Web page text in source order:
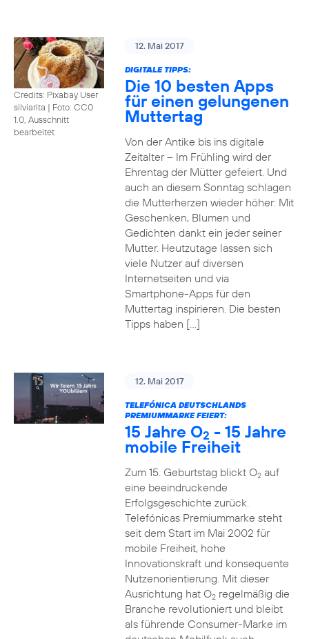
Credits: Pixabay User
silviarita | Foto: CC0
1.0, Ausschnitt
bearbeitet
12. Mai 2017
DIGITALE TIPPS:
Die 10 besten Apps
für einen gelungenen
Muttertag
Von der Antike bis ins digitale
Zeitalter – Im Frühling wird der
Ehrentag der Mütter gefeiert. Und
auch an diesem Sonntag schlagen
die Mutterherzen wieder höher: Mit
Geschenken, Blumen und
Gedichten dankt ein jeder seiner
Mutter. Heutzutage lassen sich
viele Nutzer auf diversen
Internetseiten und via
Smartphone-Apps für den
Muttertag inspirieren. Die besten
Tipps haben […]
12. Mai 2017
TELEFÓNICA DEUTSCHLANDS
PREMIUMMARKE FEIERT:
15 Jahre O2 - 15 Jahre
mobile Freiheit
Zum 15. Geburtstag blickt O2auf
eine beeindruckende
Erfolgsgeschichte zurück.
Telefónicas Premiummarke steht
seit dem Start im Mai 2002 für
mobile Freiheit, hohe
Innovationskraft und konsequente
Nutzenorientierung. Mit dieser
Ausrichtung hat O2regelmäßig die
Branche revolutioniert und bleibt
als führende Consumer-Marke im